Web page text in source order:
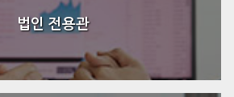
법인 전용관